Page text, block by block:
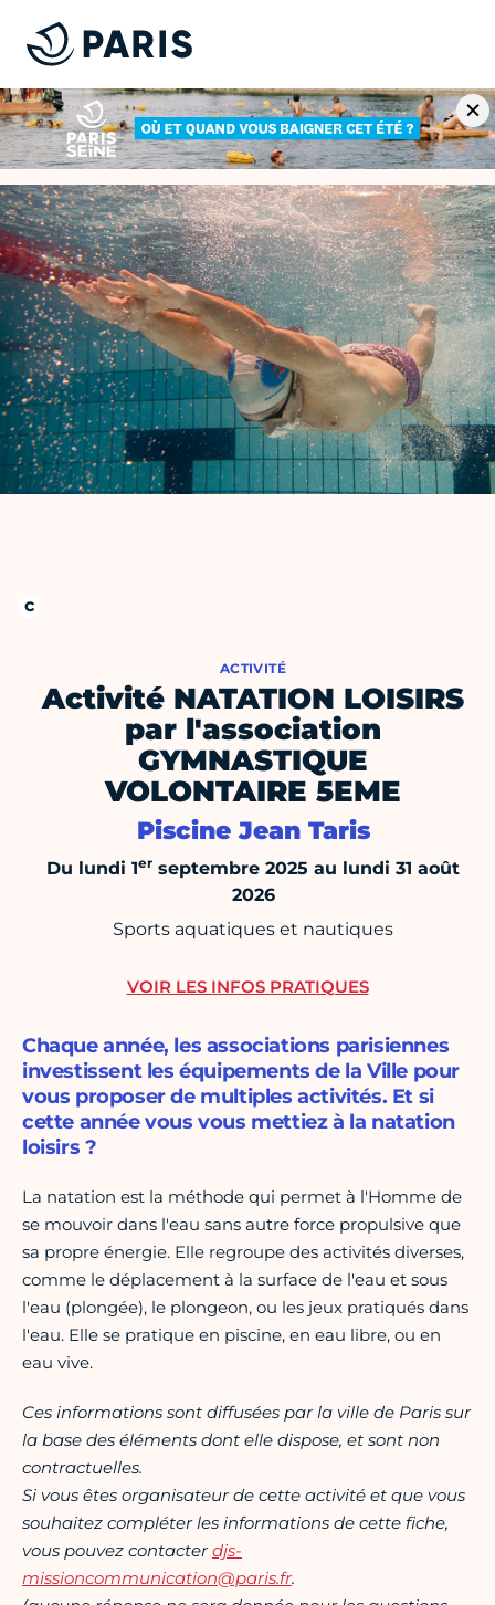
ACTIVITÉ
Activité NATATION LOISIRS
par l'association
GYMNASTIQUE
VOLONTAIRE 5EME
Piscine Jean Taris
Du lundi 1er septembre 2025 au lundi 31 août
2026
Sports aquatiques et nautiques
Chaque année, les associations parisiennes
investissent les équipements de la Ville pour
vous proposer de multiples activités. Et si
cette année vous vous mettiez à la natation
loisirs ?
La natation est la méthode qui permet à l'Homme de
se mouvoir dans l'eau sans autre force propulsive que
sa propre énergie. Elle regroupe des activités diverses,
comme le déplacement à la surface de l'eau et sous
l'eau (plongée), le plongeon, ou les jeux pratiqués dans
l'eau. Elle se pratique en piscine, en eau libre, ou en
eau vive.
Ces informations sont diffusées par la ville de Paris sur
la base des éléments dont elle dispose, et sont non
contractuelles.
Si vous êtes organisateur de cette activité et que vous
souhaitez compléter les informations de cette fiche,
vous pouvez contacterdjs-
missioncommunication@paris.fr.
VOIR LES INFOS PRATIQUES